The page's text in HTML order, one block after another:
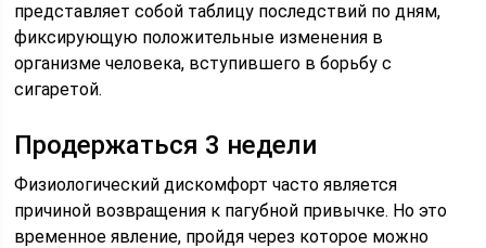
представляет собой таблицу последствий по дням,
фиксирующую положительные изменения в
организме человека, вступившего в борьбу с
сигаретой.
Продержаться 3 недели
Физиологический дискомфорт часто является
причиной возвращения к пагубной привычке. Но это
временное явление, пройдя через которое можно